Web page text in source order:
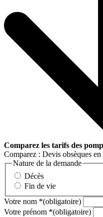
Comparez les tarifs des
Comparez : Devis obsèques
Nature de la demande
Décès
Fin de vie
Votre nom *(obligatoire)
Votre prénom *(obligatoire)